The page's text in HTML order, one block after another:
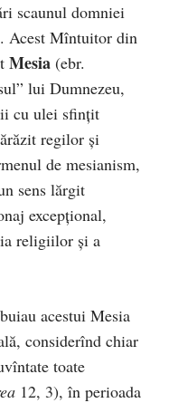
scaunul domniei
Acest Mîntuitor din
Mesia (ebr.
lui Dumnezeu,
cu ulei sfințit
regilor și
de mesianism,
sens lărgit
excepțional,
religiilor și a
acestui Mesia
considerînd chiar
toate
12, 3), în perioada